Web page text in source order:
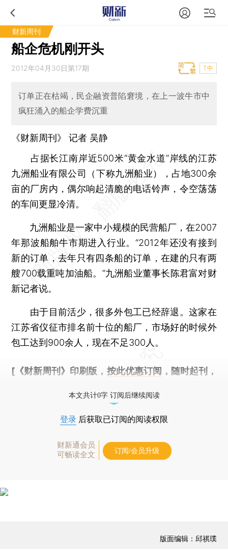
财新周刊
船企危机刚开头
2012年04月30日第17期 T中
订单正在枯竭，民企融资普陷窘境，在上一波牛市中
疯狂涌入的船企学费沉重
《财新周刊》 记者 吴静
占据长江南岸近500米“黄金水道”岸线的江苏
九洲船业有限公司（下称九洲船业），占地300余
亩的厂房内，偶尔响起清脆的电话铃声，令空荡荡
的车间更显冷清。
九洲船业是一家中小规模的民营船厂，在2007
年那波船舶牛市期进入行业。“2012年还没有接到
新的订单，去年只有四条船的订单，在建的只有两
艘700载重吨加油船。”九洲船业董事长陈君富对财
新记者说。
由于目前活少，很多外包工已经辞退。这家在
江苏省仪征市排名前十位的船厂，市场好的时候外
包工达到900余人，现在不足300人。
[《财新周刊》印刷版， 按此优惠订阅 ，随时起刊，
本文共计0字 订阅后继续阅读
登录 后获取已订阅的阅读权限
财新通会员
可畅读全文
订阅/会员升级
版面编辑：邱祺璞